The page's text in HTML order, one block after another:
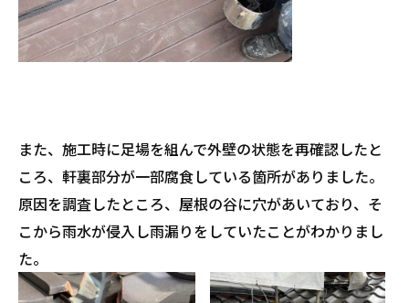
また、施工時に足場を組んで外壁の状態を再確認したと
ころ、軒裏部分が一部腐食している箇所がありました。
原因を調査したところ、屋根の谷に穴があいており、そ
こから雨水が侵入し雨漏りをしていたことがわかりまし
た。